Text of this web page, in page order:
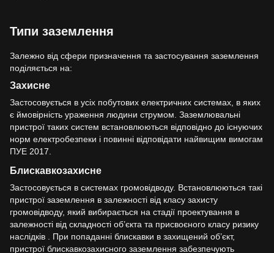
Типи заземлення
Залежно від сфери призначення та застосування заземлення
поділяється на:
Захисне
Застосовується в усіх побутових електричних системах, в яких
є ймовірність ураження людини струмом. Заземлювальні
пристрої таких систем встановлюються відповідно до існуючих
норм електробезпеки і повинні відповідати найвищим вимогам
ПУЕ 2017.
Блискавкозахисне
Застосовується в системах громовідводу. Встановлюються такі
пристрої заземлення в залежності від класу захисту
громовідводу, який вибирається на стадії проектування в
залежності від складності об’єкта та присвоєного класу ризику
наслідків . При попаданні блискавки в захищений об’єкт,
пристрої блискавкозахисного заземлення забезпечують